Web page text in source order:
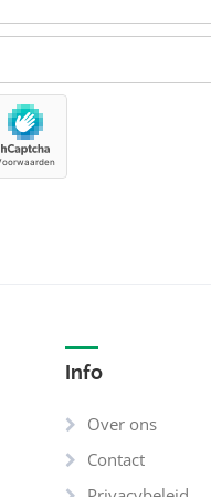
Info
Over ons
Contact